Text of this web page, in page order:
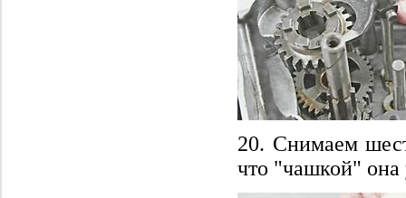
20. Снимаем
что "чашкой" она